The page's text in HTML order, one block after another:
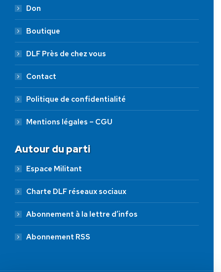
Don
Boutique
DLF Près de chez vous
Contact
Politique de confidentialité
Mentions légales – CGU
Autour du parti
Espace Militant
Charte DLF réseaux sociaux
Abonnement à la lettre d’infos
Abonnement RSS